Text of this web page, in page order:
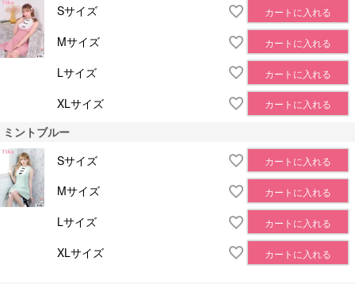
Sサイズ
カートに入れる
Mサイズ カートに入れる
Lサイズ カートに入れる
XLサイズ カートに入れる
ミントブルー
Sサイズ
カートに入れる
Mサイズ カートに入れる
Lサイズ カートに入れる
XLサイズ カートに入れる